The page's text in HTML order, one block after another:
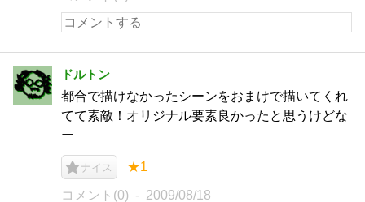
ドルトン
都合で描けなかったシーンをおまけで描いてくれ
てて素敵！オリジナル要素良かったと思うけどな
ー
ナイス ★1
コメント(0) 2009/08/18